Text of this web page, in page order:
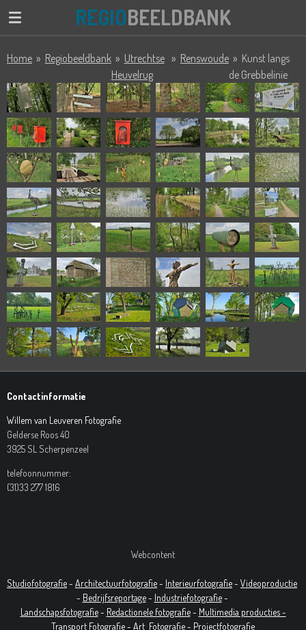
Ga
de
REGIOBEELDBANK
Home » Regiobeeldbank » Utrechtse
Heuvelrug
» Renswoude » Kunst langs
de Grebbelinie
Contactinformatie
Willem van Leuveren Fotografie
Gelderse Roos 40
3925 SL Scherpenzeel
telefoonnummer:
(31)33 277 1816
Webcontent
Studiofotografie- Architectuurfotografie- Interieurfotografie- Videoproductie
- Bedrijfsreportage- Industriefotografie-
Landschapsfotografie- Redactionele fotografie- Multimedia producties -
Transport Fotografie - Art Fotografie- Projectfotografie